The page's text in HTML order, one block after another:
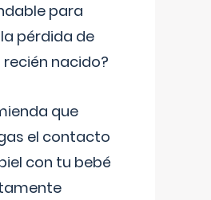
para
pérdida de
nacido?
que
el contacto
con tu bebé